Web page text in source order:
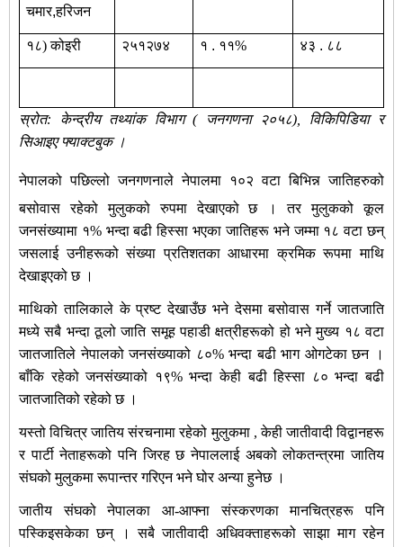
चमार,हरिजन
१८)कोइरी २५१२७४ १ . ११% ४३ . ८८
स्रोत: केन्द्रीय तथ्यांक विभाग ( जनगणना २०५८), विकिपिडिया र
सिआइए फ्याक्टबुक ।
नेपालको पछिल्लो जनगणनाले नेपालमा १०२ वटा बिभिन्न जातिहरुको
बसोवास रहेको मुलुकको रुपमा देखाएको छ । तर मुलुकको कूल
जनसंख्यामा १% भन्दा बढी हिस्सा भएका जातिहरू भने जम्मा १८ वटा छन्
जसलाई उनीहरूको संख्या प्रतिशतका आधारमा क्रमिक रूपमा माथि
देखाइएको छ ।
माथिको तालिकाले के प्रष्ट देखाउँछ भने देसमा बसोवास गर्ने जातजाति
मध्ये सबै भन्दा ठूलो जाति समूह पहाडी क्षत्रीहरूको हो भनेमुख्य १८ वटा
जातजातिले नेपालको जनसंख्याको ८०% भन्दा बढी भाग ओगटेका छन ।
बाँकि रहेको जनसंख्याको १९% भन्दा केही बढी हिस्सा ८० भन्दा बढी
जातजातिको रहेको छ ।
यस्तो विचित्र जातिय संरचनामा रहेको मुलुकमा , केही जातीवादी विद्वानहरू
र पार्टी नेताहरूको पनि जिरह छ नेपाललाई अबको लोकतन्त्रमा जातिय
संघको मुलुकमा रूपान्तर गरिएन भने घोर अन्या हुनेछ ।
जातीय संघको नेपालका आ-आफ्ना संस्करणका मानचित्रहरू पनि
पस्किइसकेका छन् । सबै जातीवादी अधिवक्ताहरूको साझा माग रहेन